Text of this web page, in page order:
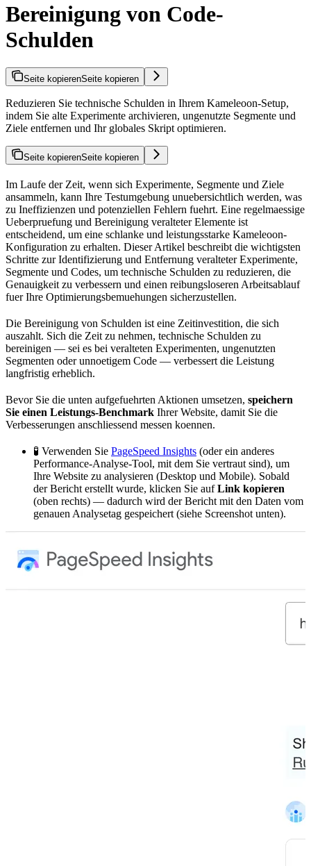
Bereinigung von Code-
Schulden
Seite kopierenSeite kopieren
Reduzieren Sie technische Schulden in Ihrem Kameleoon-Setup,
indem Sie alte Experimente archivieren, ungenutzte Segmente und
Ziele entfernen und Ihr globales Skript optimieren.
Seite kopierenSeite kopieren
Im Laufe der Zeit, wenn sich Experimente, Segmente und Ziele
ansammeln, kann Ihre Testumgebung unuebersichtlich werden, was
zu Ineffizienzen und potenziellen Fehlern fuehrt. Eine regelmaessige
Ueberpruefung und Bereinigung veralteter Elemente ist
entscheidend, um eine schlanke und leistungsstarke Kameleoon-
Konfiguration zu erhalten. Dieser Artikel beschreibt die wichtigsten
Schritte zur Identifizierung und Entfernung veralteter Experimente,
Segmente und Codes, um technische Schulden zu reduzieren, die
Genauigkeit zu verbessern und einen reibungsloseren Arbeitsablauf
fuer Ihre Optimierungsbemuehungen sicherzustellen.
Die Bereinigung von Schulden ist eine Zeitinvestition, die sich
auszahlt. Sich die Zeit zu nehmen, technische Schulden zu
bereinigen — sei es bei veralteten Experimenten, ungenutzten
Segmenten oder unnoetigem Code — verbessert die Leistung
langfristig erheblich.
Bevor Sie die unten aufgefuehrten Aktionen umsetzen, speichern
Sie einen Leistungs-Benchmark Ihrer Website, damit Sie die
Verbesserungen anschliessend messen koennen.
🧪 Verwenden Sie PageSpeed Insights (oder ein anderes
Performance-Analyse-Tool, mit dem Sie vertraut sind), um
Ihre Website zu analysieren (Desktop und Mobile). Sobald
der Bericht erstellt wurde, klicken Sie aufLink kopieren
(oben rechts) — dadurch wird der Bericht mit den Daten vom
genauen Analysetag gespeichert (siehe Screenshot unten).